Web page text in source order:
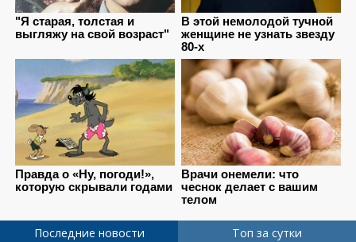
Последние новости Топ за сутки